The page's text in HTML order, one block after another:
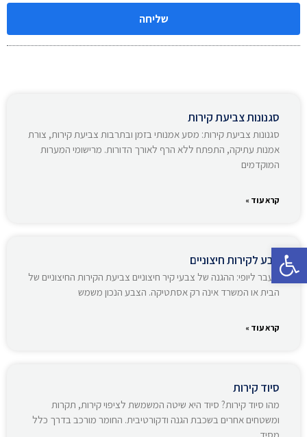
שליחה
סגנונות צביעת קירות
סגנונות צביעת קירות: מסע אמנותי בזמן ובתרבות צביעת קירות, צורת
אמנות עתיקה, התפתח ללא הרף לאורך הדורות. מרישומי המערות
המוקדמים
קרא עוד »
צבע לקירות חיצוניים
מעבר ליופי: ההגנה של צבעי קיר חיצוניים צביעת הקירות החיצוניים של
הבית או המשרד אינה רק אסתטיקה. הצבע הנכון משמש
קרא עוד »
סיוד קירות
מהו סיוד קירות? סיוד היא שיטה המשמשת לציפוי קירות, תקרות
ומשטחים אחרים בשכבת הגנה ודקורטיבית. החומר מורכב בדרך כלל
פתח סרגל נגישות